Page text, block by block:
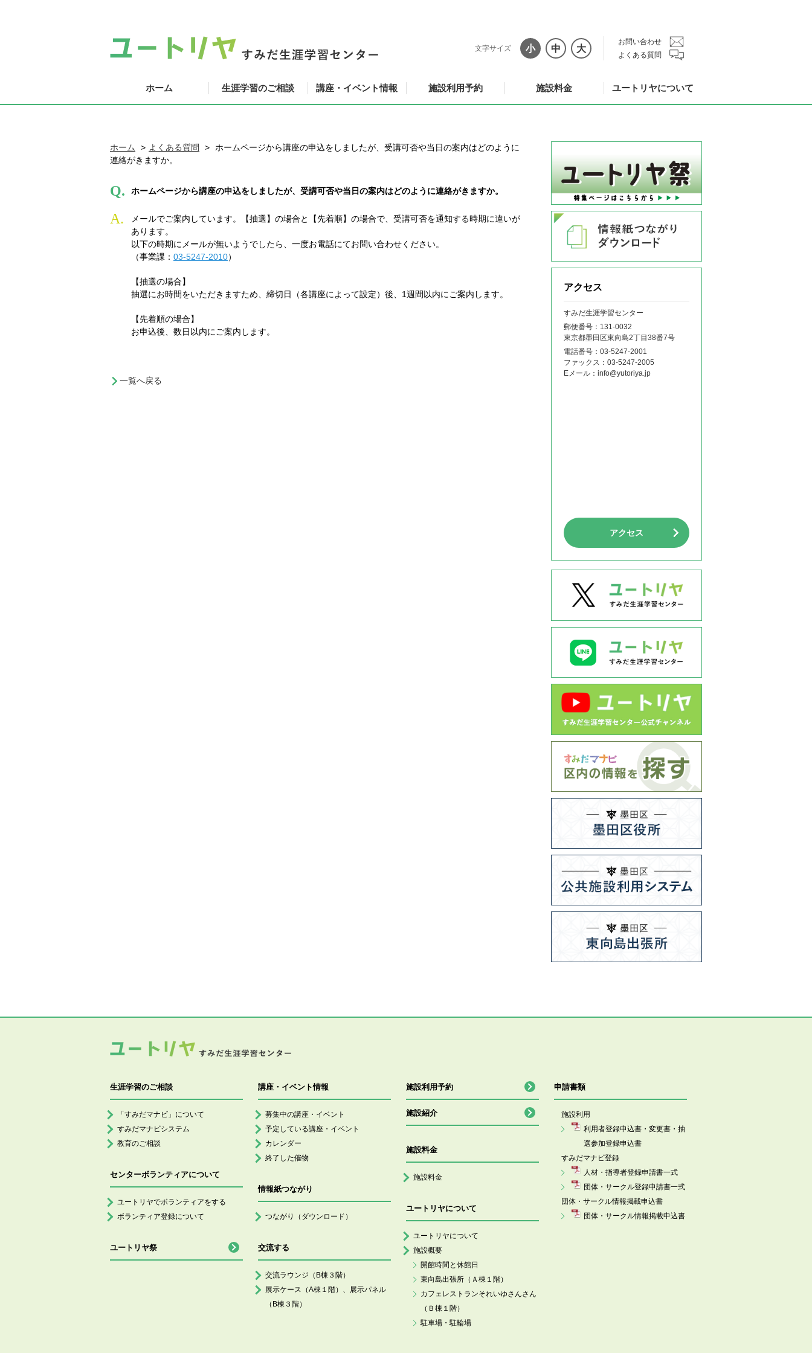
文字サイズ 小 中 大
お問い合わせ
よくある質問
ホーム 生涯学習のご相談 講座・イベント情報 施設利用予約 施設料金 ユートリヤについて
ホーム よくある質問
ホームページから講座の申込をしましたが、受講可否や当日の案内はどのように
連絡がきますか。
Q. ホームページから講座の申込をしましたが、受講可否や当日の案内はどのように連絡がきますか。
A.
メールでご案内しています。【抽選】の場合と【先着順】の場合で、受講可否を通知する時期に違いが
あります。
以下の時期にメールが無いようでしたら、一度お電話にてお問い合わせください。
（事業課： 03-5247-2010）
【抽選の場合】
抽選にお時間をいただきますため、締切日（各講座によって設定）後、1週間以内にご案内します。
【先着順の場合】
お申込後、数日以内にご案内します。
一覧へ戻る
アクセス
すみだ生涯学習センター
郵便番号：131‐0032
東京都墨田区東向島2丁目38番7号
電話番号： 03-5247-2001
ファックス： 03-5247-2005
Eメール： info@yutoriya.jp
アクセス
生涯学習のご相談
「すみだマナビ」について
すみだマナビシステム
教育のご相談
センターボランティアについて
ユートリヤでボランティアをする
ボランティア登録について
ユートリヤ祭
講座・イベント情報
募集中の講座・イベント
予定している講座・イベント
カレンダー
終了した催物
情報紙つながり
つながり（ダウンロード）
交流する
交流ラウンジ（B棟３階）
展示ケース（A棟１階）、展示パネル
（B棟３階）
施設利用予約
施設紹介
施設料金
施設料金
ユートリヤについて
ユートリヤについて
施設概要
開館時間と休館日
東向島出張所（Ａ棟１階）
カフェレストランそれいゆさんさん
（Ｂ棟１階）
駐車場・駐輪場
申請書類
施設利用
利用者登録申込書・変更書・抽
選参加登録申込書
すみだマナビ登録
人材・指導者登録申請書一式
団体・サークル登録申請書一式
団体・サークル情報掲載申込書
団体・サークル情報掲載申込書